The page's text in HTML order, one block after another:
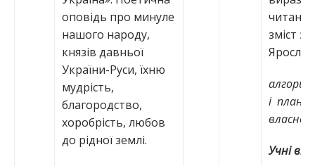
оповідь про минуле
нашого народу,
князів давньої
України-Руси, їхню
мудрість,
благородство,
хоробрість, любов
до рідної землі.
зміст
і
власної
Учні